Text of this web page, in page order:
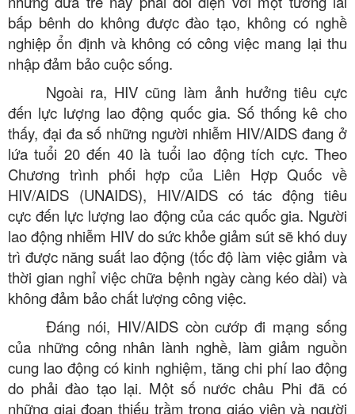
bấp bênh do không được đào tạo, không có nghề
nghiệp ổn định và không có công việc mang lại thu
nhập đảm bảo cuộc sống.
Ngoài ra, HIV cũng làm ảnh hưởng tiêu cực
đến lực lượng lao động quốc gia. Số thống kê cho
thấy, đại đa số những người nhiễm HIV/AIDS đang ở
lứa tuổi 20 đến 40 là tuổi lao động tích cực. Theo
Chương trình phối hợp của Liên Hợp Quốc về
HIV/AIDS (UNAIDS), HIV/AIDS có tác động tiêu
cực đến lực lượng lao động của các quốc gia. Người
lao động nhiễm HIV do sức khỏe giảm sút sẽ khó duy
trì được năng suất lao động (tốc độ làm việc giảm và
thời gian nghỉ việc chữa bệnh ngày càng kéo dài) và
không đảm bảo chất lượng công việc.
Đáng nói, HIV/AIDS còn cướp đi mạng sống
của những công nhân lành nghề, làm giảm nguồn
cung lao động có kinh nghiệm, tăng chi phí lao động
do phải đào tạo lại. Một số nước châu Phi đã có
những giai đoạn thiếu trầm trọng giáo viên và người